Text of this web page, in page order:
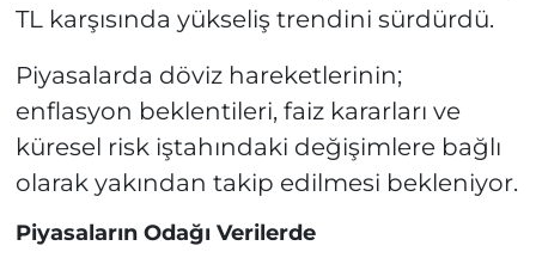
TL karşısında yükseliş trendini sürdürdü.
Piyasalarda döviz hareketlerinin;
enflasyon beklentileri, faiz kararları ve
küresel risk iştahındaki değişimlere bağlı
olarak yakından takip edilmesi bekleniyor.
Piyasaların Odağı Verilerde